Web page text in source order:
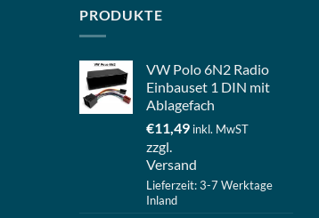
PRODUKTE
VW Polo 6N2 Radio
Einbauset 1 DIN mit
Ablagefach
€11,49 inkl. MwST
zzgl.
Versand
Lieferzeit: 3-7 Werktage
Inland